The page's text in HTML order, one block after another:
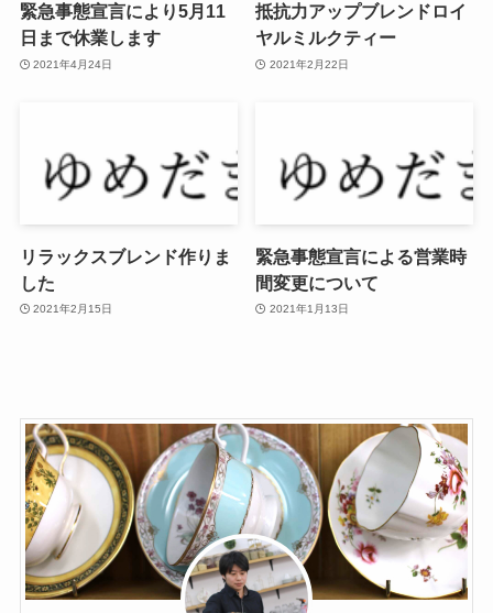
緊急事態宣言により5月11
日まで休業します
2021年4月24日
抵抗力アップブレンドロイ
ヤルミルクティー
2021年2月22日
リラックスブレンド作りま
した
2021年2月15日
緊急事態宣言による営業時
間変更について
2021年1月13日